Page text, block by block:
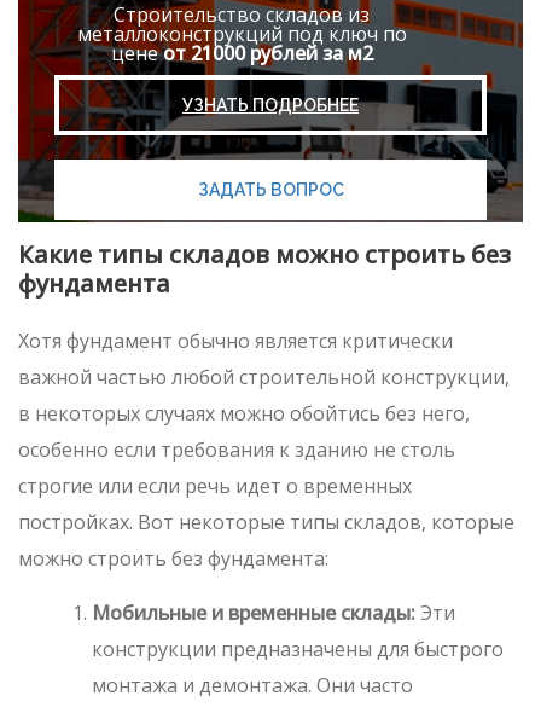
Строительство складов из
металлоконструкций под ключ по
ценеот 21000 рублей за м2
УЗНАТЬ ПОДРОБНЕЕ
ЗАДАТЬ ВОПРОС
Какие типы складов можно строить без
фундамента
Хотя фундамент обычно является критически
важной частью любой строительной конструкции,
в некоторых случаях можно обойтись без него,
особенно если требования к зданию не столь
строгие или если речь идет о временных
постройках. Вот некоторые типы складов, которые
можно строить без фундамента:
Мобильные и временные склады: Эти
конструкции предназначены для быстрого
монтажа и демонтажа. Они часто